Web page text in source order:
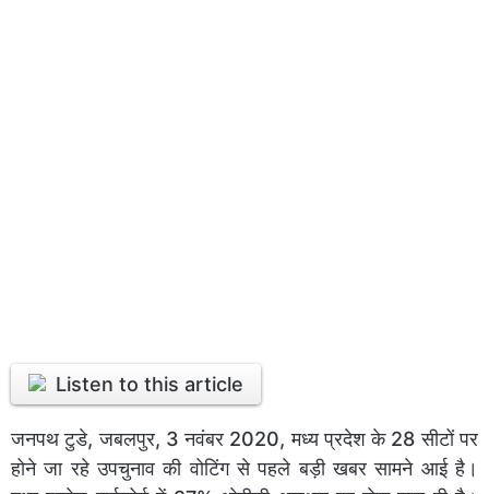
Listen to this article
जनपथ टुडे, जबलपुर, 3 नवंबर 2020, मध्य प्रदेश के 28 सीटों पर
होने जा रहे उपचुनाव की वोटिंग से पहले बड़ी खबर सामने आई है।